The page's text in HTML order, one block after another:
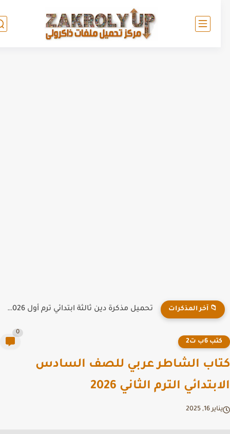
📁 آخر المذكرات تحميل مذكرة دين ثالثة ابتدائي ترم أول 2026 PDF لمدرسة...
6ب ت2
الشاطر عربي للصف السادس
الترم الثاني 2026
16, 2025